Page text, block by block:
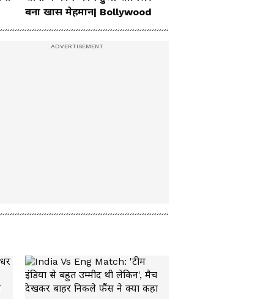
विपक्ष का हंगामा, गृह मंत्री
Amit Shah का नाम लेकर
बरस पड़े Kiren Rijiju ।
बना खास मेहमान| Bollywood